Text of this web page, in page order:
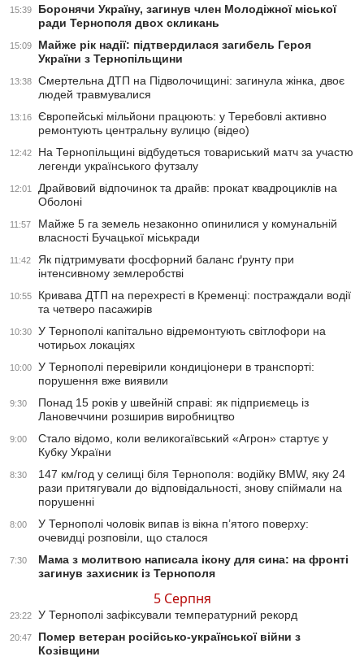
15:39
Боронячи Україну, загинув член Молодіжної міської
ради Тернополя двох скликань
15:09
Майже рік надії: підтвердилася загибель Героя
України з Тернопільщини
13:38
Смертельна ДТП на Підволочищині: загинула жінка, двоє
людей травмувалися
13:16
Європейські мільйони працюють: у Теребовлі активно
ремонтують центральну вулицю (відео)
12:42
На Тернопільщині відбудеться товариський матч за участю
легенди українського футзалу
12:01
Драйвовий відпочинок та драйв: прокат квадроциклів на
Оболоні
11:57
Майже 5 га земель незаконно опинилися у комунальній
власності Бучацької міськради
11:42
Як підтримувати фосфорний баланс ґрунту при
інтенсивному землеробстві
10:55
Кривава ДТП на перехресті в Кременці: постраждали водії
та четверо пасажирів
10:30
У Тернополі капітально відремонтують світлофори на
чотирьох локаціях
10:00
У Тернополі перевірили кондиціонери в транспорті:
порушення вже виявили
9:30
Понад 15 років у швейній справі: як підприємець із
Лановеччини розширив виробництво
9:00
Стало відомо, коли великогаївський «Агрон» стартує у
Кубку України
8:30
147 км/год у селищі біля Тернополя: водійку BMW, яку 24
рази притягували до відповідальності, знову спіймали на
порушенні
8:00
У Тернополі чоловік випав із вікна п’ятого поверху:
очевидці розповіли, що сталося
7:30
Мама з молитвою написала ікону для сина: на фронті
загинув захисник із Тернополя
5 Серпня
23:22 У Тернополі зафіксували температурний рекорд
20:47
Помер ветеран російсько-української війни з
Козівщини